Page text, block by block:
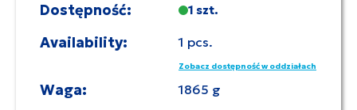
Dostępność: 1 szt.
Availability: 1 pcs.
Zobacz dostępność w oddziałach
Waga: 1865 g